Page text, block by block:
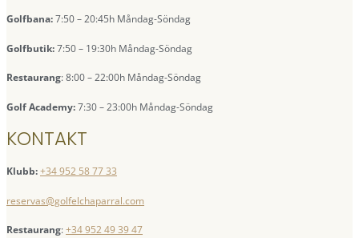
Golfbana:7:50 – 20:45h Måndag-Söndag
Golfbutik:7:50 – 19:30h Måndag-Söndag
Restaurang: 8:00 – 22:00h Måndag-Söndag
Golf Academy:7:30 – 23:00h Måndag-Söndag
KONTAKT
Klubb:+34 952 58 77 33
reservas@golfelchaparral.com
Restaurang:+34 952 49 39 47